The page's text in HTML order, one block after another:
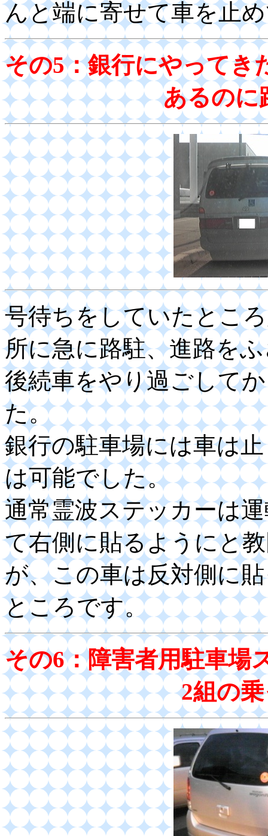
んと端に寄せて車を止
その5：銀行にやってき
あるのに
号待ちをしていたとこ
所に急に路駐、進路を
後続車をやり過ごして
た。
銀行の駐車場には車は
は可能でした。
通常霊波ステッカーは
て右側に貼るようにと
が、この車は反対側に
ところです。
その6：障害者用駐車場
2組の